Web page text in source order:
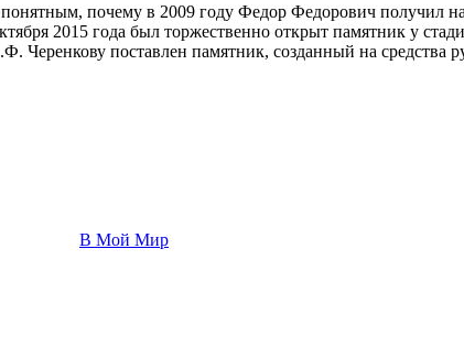
почему в 2009 году Федор Федорович получил
2015 года был торжественно открыт памятник у
Черенкову поставлен памятник, созданный на средства
В Мой Мир